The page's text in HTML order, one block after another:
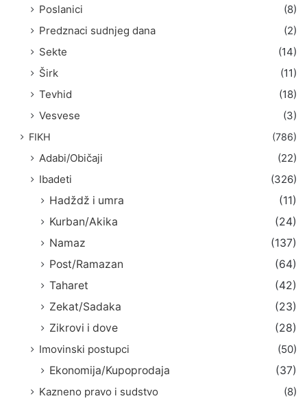
Poslanici
(8)
Predznaci sudnjeg dana
(2)
Sekte
(14)
Širk
(11)
Tevhid
(18)
Vesvese
(3)
FIKH (786)
Adabi/Običaji
(22)
Ibadeti
(326)
Hadždž i umra
(11)
Kurban/Akika
(24)
Namaz
(137)
Post/Ramazan
(64)
Taharet
(42)
Zekat/Sadaka
(23)
Zikrovi i dove
(28)
Imovinski postupci
(50)
Ekonomija/Kupoprodaja
(37)
Kazneno pravo i sudstvo
(8)